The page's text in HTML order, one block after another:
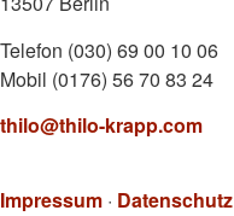
Telefon (030) 69 00 10 06
Mobil (0176) 56 70 83 24
thilo@thilo-krapp.com
Impressum · Datenschutz